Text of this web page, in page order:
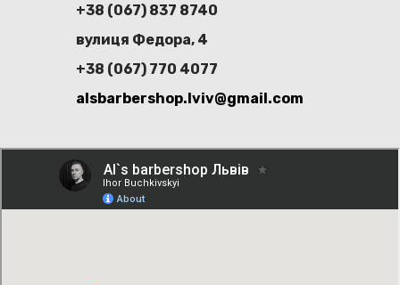
+38 (067) 837 8740
вулиця Федора, 4
+38 (067) 770 4077
alsbarbershop.lviv@gmail.com